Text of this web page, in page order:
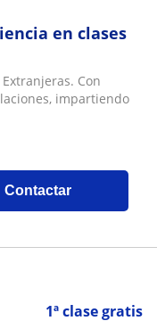
en clases
Con
impartiendo
Contactar
1ª clase gratis